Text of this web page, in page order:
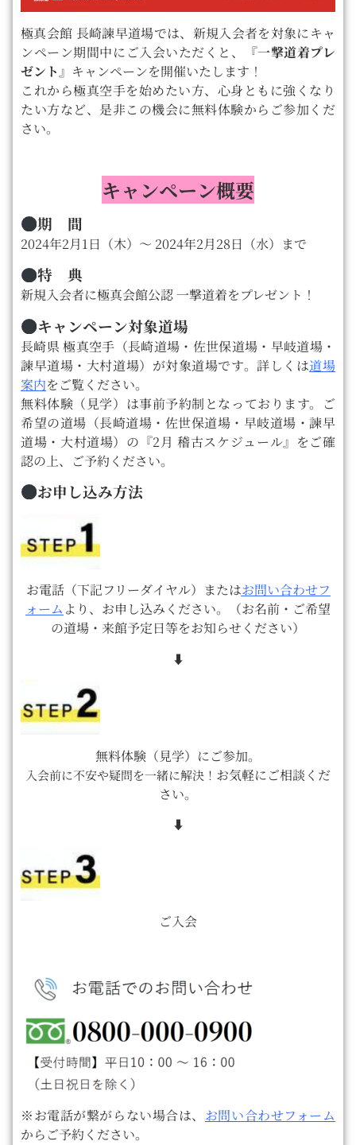
極真会館 長崎諫早道場では、新規入会者を対象にキャ
ンペーン期間中にご入会いただくと、『一撃道着プレ
ゼント』キャンペーンを開催いたします！
これから極真空手を始めたい方、心身ともに強くなり
たい方など、是非この機会に無料体験からご参加くだ
さい。
キャンペーン概要
期 間
2024年2月1日（木）〜 2024年2月28日（水）まで
特 典
新規入会者に極真会館公認 一撃道着をプレゼント！
キャンペーン対象道場
長崎県 極真空手（長崎道場・佐世保道場・早岐道場・
諫早道場・大村道場）が対象道場です。詳しくは道場
案内をご覧ください。
無料体験（見学）は事前予約制となっております。ご
希望の道場（長崎道場・佐世保道場・早岐道場・諫早
道場・大村道場）の『2月 稽古スケジュール』をご確
認の上、ご予約ください。
お申し込み方法
お電話（下記フリーダイヤル）またはお問い合わせフ
ォーム より、お申し込みください。（お名前・ご希望
の道場・来館予定日等をお知らせください）
⬇
無料体験（見学）にご参加。
入会前に不安や疑問を一緒に解決！ お気軽にご相談くだ
さい。
⬇
ご入会
※お電話が繋がらない場合は、 お問い合わせフォーム
からご予約ください。